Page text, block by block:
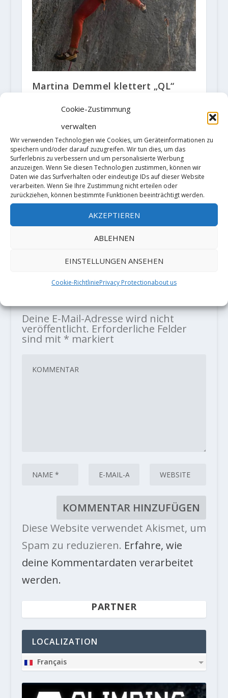
Cookie-Zustimmung
verwalten
Wir verwenden Technologien wie Cookies, um Geräteinformationen zu
speichern und/oder darauf zuzugreifen. Wir tun dies, um das
Surferlebnis zu verbessern und um personalisierte Werbung
anzuzeigen. Wenn Sie diesen Technologien zustimmen, können wir
Daten wie das Surfverhalten oder eindeutige IDs auf dieser Website
verarbeiten. Wenn Sie Ihre Zustimmung nicht erteilen oder
zurückziehen, können bestimmte Funktionen beeinträchtigt werden.
AKZEPTIEREN
ABLEHNEN
EINSTELLUNGEN ANSEHEN
Cookie-RichtliniePrivacy Protectionabout us
Martina Demmel klettert „QL“
3. Dezember 2020
Expedition in die Antarktis
Deine E-Mail-Adresse wird nicht
veröffentlicht. Erforderliche Felder
sind mit * markiert
Diese Website verwendet Akismet, um
Spam zu reduzieren. Erfahre, wie
deine Kommentardaten verarbeitet
werden.
PARTNER
LOCALIZATION
Français